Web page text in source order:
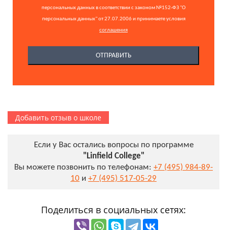
персональных данных в соответствии с законом №152-ФЗ "О
персональных данных" от 27.07.2006 и принимаете условия
соглашения
Добавить отзыв о школе
Если у Вас остались вопросы по программе
"Linfield College"
Вы можете позвонить по телефонам: +7 (495) 984-89-
10 и +7 (495) 517-05-29
Поделиться в социальных сетях: